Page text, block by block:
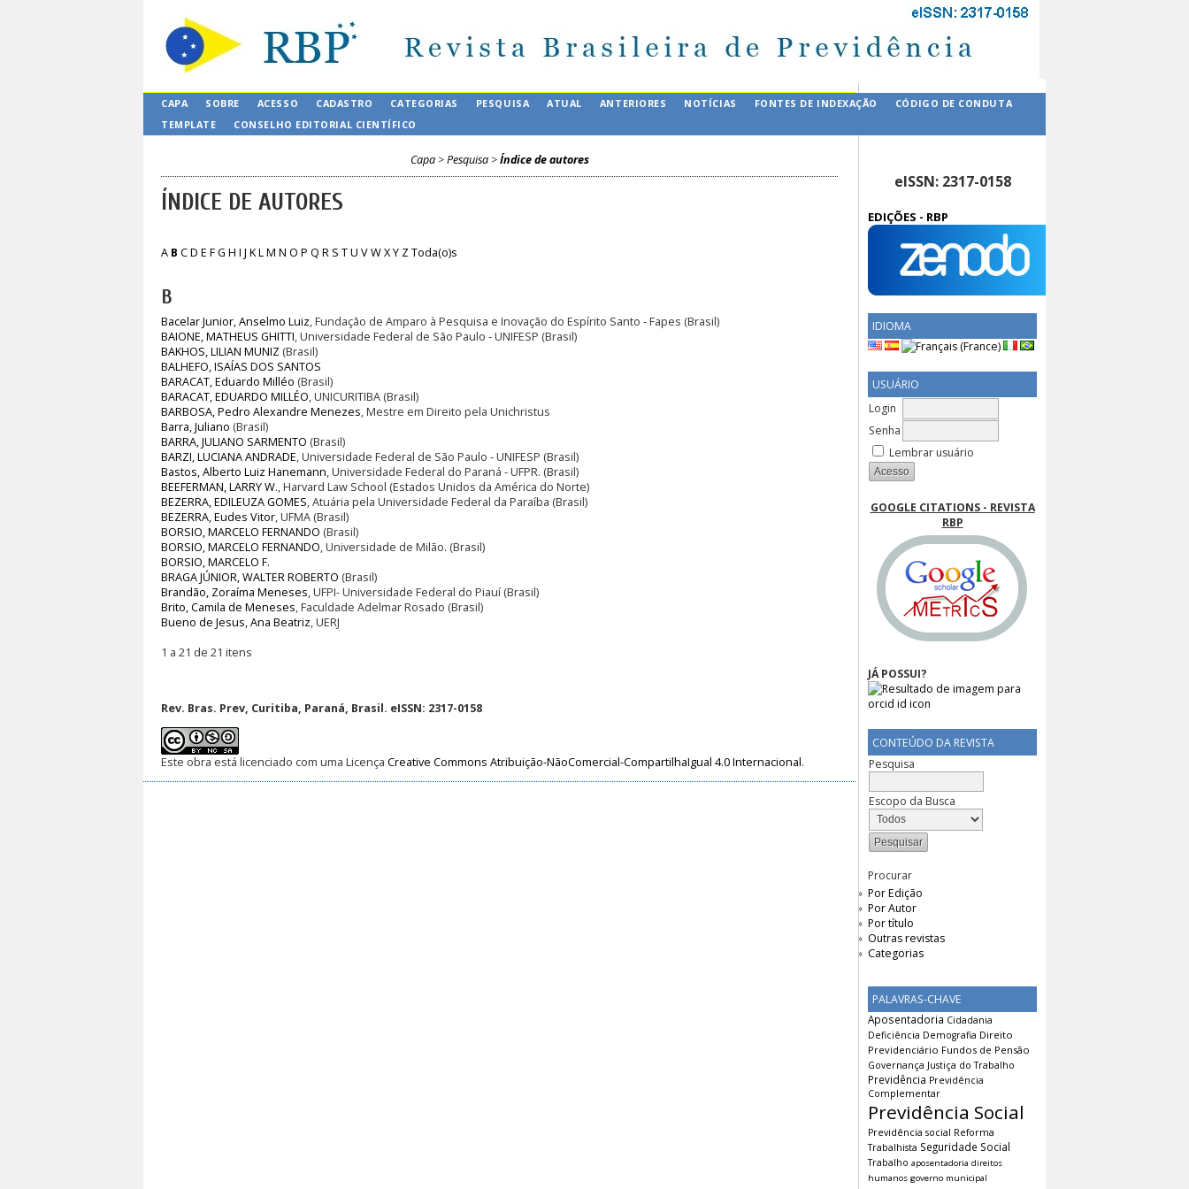
eISSN: 2317-0158
EDIÇÕES - RBP
IDIOMA
USUÁRIO
Login
Senha
Lembrar usuário
GOOGLE CITATIONS - REVISTA
RBP
JÁ POSSUI?
CONTEÚDO DA REVISTA
Pesquisa
Escopo da Busca
Procurar
Por Edição
Por Autor
Por título
Outras revistas
Categorias
PALAVRAS-CHAVE
Aposentadoria Cidadania
Deficiência Demografia Direito
Previdenciário Fundos de Pensão
Governança Justiça do Trabalho
Previdência Previdência
Complementar
Previdência Social
Previdência social Reforma
Trabalhista Seguridade Social
Trabalho aposentadoria direitos
humanos governo municipal
CAPA SOBRE ACESSO CADASTRO CATEGORIAS PESQUISA ATUAL ANTERIORES NOTÍCIAS FONTES DE INDEXAÇÃO
CÓDIGO DE CONDUTA
TEMPLATE
CONSELHO EDITORIAL CIENTÍFICO
Capa>Pesquisa>Índice de autores
ÍNDICE DE AUTORES
A B CD E FG H I J KLM N O P Q R S TU VWXY ZToda(o)s
B
Bacelar Junior, Anselmo Luiz, Fundação de Amparo à Pesquisa e Inovação do Espírito Santo - Fapes (Brasil)
BAIONE, MATHEUS GHITTI, Universidade Federal de São Paulo - UNIFESP (Brasil)
BAKHOS, LILIAN MUNIZ (Brasil)
BALHEFO, ISAÍAS DOS SANTOS
BARACAT, Eduardo Milléo (Brasil)
BARACAT, EDUARDO MILLÉO, UNICURITIBA (Brasil)
BARBOSA, Pedro Alexandre Menezes, Mestre em Direito pela Unichristus
Barra, Juliano (Brasil)
BARRA, JULIANO SARMENTO (Brasil)
BARZI, LUCIANA ANDRADE, Universidade Federal de São Paulo - UNIFESP (Brasil)
Bastos, Alberto Luiz Hanemann, Universidade Federal do Paraná - UFPR. (Brasil)
BEEFERMAN, LARRY W., Harvard Law School (Estados Unidos da América do Norte)
BEZERRA, EDILEUZA GOMES, Atuária pela Universidade Federal da Paraíba (Brasil)
BEZERRA, Eudes Vitor, UFMA (Brasil)
BORSIO, MARCELO FERNANDO (Brasil)
BORSIO, MARCELO FERNANDO, Universidade de Milão. (Brasil)
BORSIO, MARCELO F.
BRAGA JÚNIOR, WALTER ROBERTO (Brasil)
Brandão, Zoraíma Meneses, UFPI- Universidade Federal do Piauí (Brasil)
Brito, Camila de Meneses, Faculdade Adelmar Rosado (Brasil)
Bueno de Jesus, Ana Beatriz, UERJ
1 a 21 de 21 itens
Rev. Bras. Prev, Curitiba, Paraná, Brasil. eISSN: 2317-0158
Este obra está licenciado com uma Licença Creative Commons Atribuição-NãoComercial-CompartilhaIgual 4.0 Internacional.